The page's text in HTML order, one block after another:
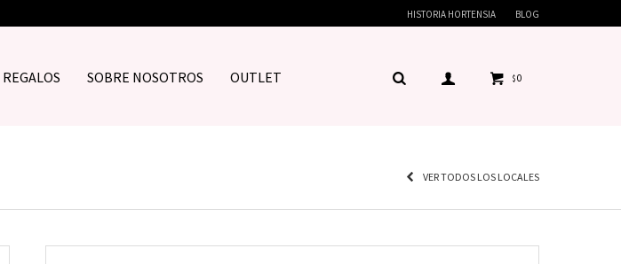
REGALOS SOBRE NOSOTROS OUTLET $0
HISTORIA HORTENSIA BLOG
VER TODOS LOS LOCALES